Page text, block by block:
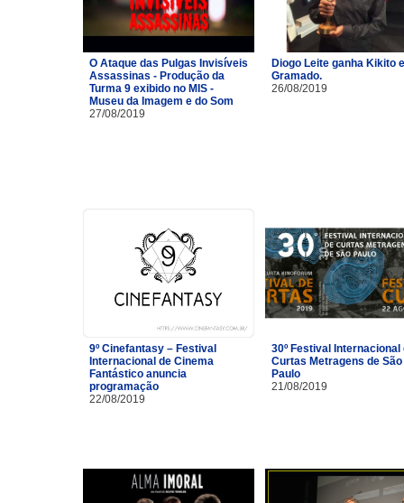
O Ataque das Pulgas Invisíveis
Assassinas - Produção da
Turma 9 exibido no MIS -
Museu da Imagem e do Som
27/08/2019
Diogo Leite ganha Kikito
Gramado.
26/08/2019
9º Cinefantasy – Festival
Internacional de Cinema
Fantástico anuncia
programação
22/08/2019
30º Festival Internacional
Curtas Metragens de São
Paulo
21/08/2019